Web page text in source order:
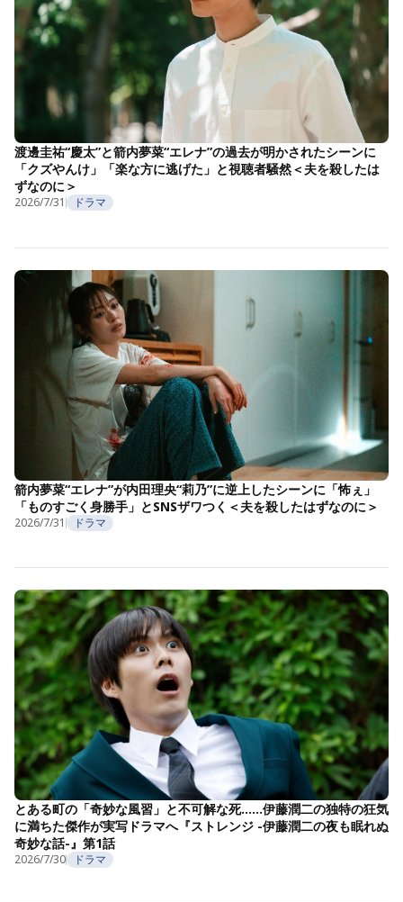
渡邊圭祐“慶太”と箭内夢菜“エレナ”の過去が明かされたシーンに
「クズやんけ」「楽な方に逃げた」と視聴者騒然＜夫を殺したは
ずなのに＞
2026/7/31 ドラマ
箭内夢菜“エレナ”が内田理央“莉乃”に逆上したシーンに「怖ぇ」
「ものすごく身勝手」とSNSザワつく＜夫を殺したはずなのに＞
2026/7/31 ドラマ
とある町の「奇妙な風習」と不可解な死……伊藤潤二の独特の狂気
に満ちた傑作が実写ドラマへ『ストレンジ -伊藤潤二の夜も眠れぬ
奇妙な話-』第1話
2026/7/30 ドラマ